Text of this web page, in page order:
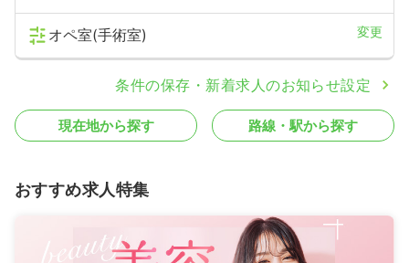
オペ室(手術室) 変更
条件の保存・新着求人のお知らせ設定
現在地から探す 路線・駅から探す
おすすめ求人特集